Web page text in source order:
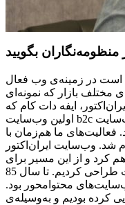
منظومه‌نگاران بگویید
بیش از 20 سال است در زمینه‌ی وب فعال
بازار که نمونه‌ای
ایفه دات کام که
اولین وب‌سایت b2c و نمایشگاه‌دات‌کام که اولین وب‌سایت B2B
فعالیت‌های ما هم‌زمان با
شد. وب‌سایت ایران‌اکتور
کرد و از این مسیر برای
چندین فیلم و بازیگر مطرح وب‌سایت طراحی کردیم. تا سال 85
محتوامحور بود.
کرده بودیم و به‌وسیله‌ی